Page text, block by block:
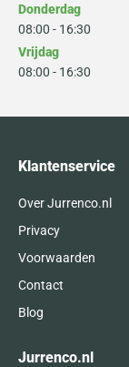
Donderdag
08:00 - 16:30
Vrijdag
08:00 - 16:30
Klantenservice
Over Jurrenco.nl
Privacy
Voorwaarden
Contact
Blog
Jurrenco.nl